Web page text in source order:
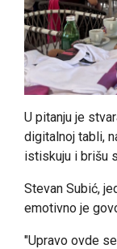
U pitanju je
digitalnoj tabli,
istiskuju i brišu
Stevan Subić,
emotivno je
"Upravo ovde